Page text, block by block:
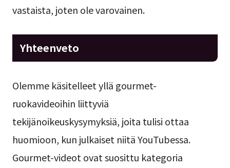
vastaista, joten ole varovainen.
Yhteenveto
Olemme käsitelleet yllä gourmet-
ruokavideoihin liittyviä
tekijänoikeuskysymyksiä, joita tulisi ottaa
huomioon, kun julkaiset niitä YouTubessa.
Gourmet-videot ovat suosittu kategoria